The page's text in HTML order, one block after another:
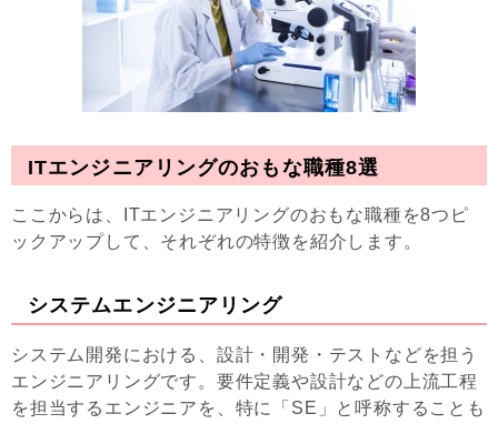
ITエンジニアリングのおもな職種8選
ここからは、ITエンジニアリングのおもな職種を8つピ
ックアップして、それぞれの特徴を紹介します。
システムエンジニアリング
システム開発における、設計・開発・テストなどを担う
エンジニアリングです。要件定義や設計などの上流工程
を担当するエンジニアを、特に「SE」と呼称することも